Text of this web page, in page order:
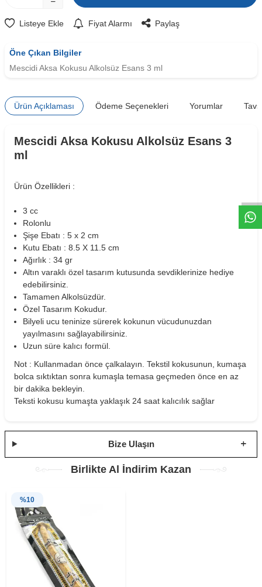
Listeye Ekle Fiyat Alarmı Paylaş
Öne Çıkan Bilgiler
Mescidi Aksa Kokusu Alkolsüz Esans 3 ml
Ürün Açıklaması Ödeme Seçenekleri Yorumlar
Mescidi Aksa Kokusu Alkolsüz Esans 3
ml
Ürün Özellikleri :
3 cc
Rolonlu
Şişe Ebatı : 5 x 2 cm
Kutu Ebatı : 8.5 X 11.5 cm
Ağırlık : 34 gr
Altın varaklı özel tasarım kutusunda sevdiklerinize hediye
edebilirsiniz.
Tamamen Alkolsüzdür.
Özel Tasarım Kokudur.
Bilyeli ucu teninize sürerek kokunun vücudunuzdan
yayılmasını sağlayabilirsiniz.
Uzun süre kalıcı formül.
Not : Kullanmadan önce çalkalayın. Tekstil kokusunun, kumaşa
bolca sıktıktan sonra kumaşla temasa geçmeden önce en az
bir dakika bekleyin.
Teksti kokusu kumaşta yaklaşık 24 saat kalıcılık sağlar
Bize Ulaşın
Birlikte Al İndirim Kazan
%10